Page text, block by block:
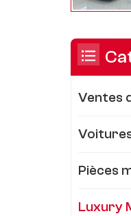
Ventes
Pièces
Luxury